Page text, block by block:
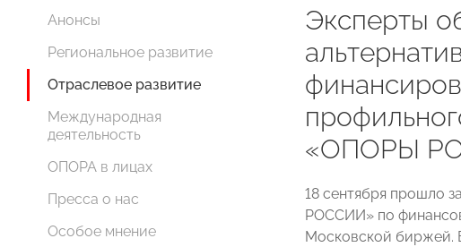
Анонсы
Региональное развитие
Отраслевое развитие
Международная
деятельность
ОПОРА в лицах
Пресса о нас
Особое мнение
Эксперты
«ОПОРЫ
18 сентября прошло
РОССИИ» по
Московской биржей.